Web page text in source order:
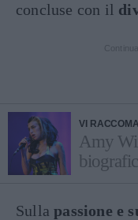
concluse con il
VI
Amy
Sullapassione e